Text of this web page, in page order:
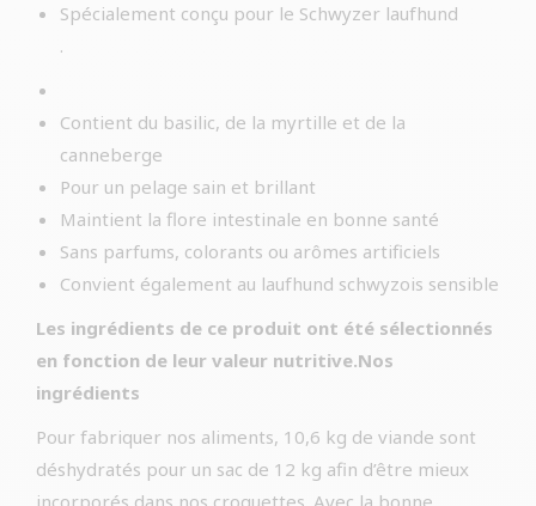
Spécialement conçu pour le Schwyzer laufhund
.
Contient du basilic, de la myrtille et de la
canneberge
Pour un pelage sain et brillant
Maintient la flore intestinale en bonne santé
Sans parfums, colorants ou arômes artificiels
Convient également au laufhund schwyzois sensible
Les ingrédients de ce produit ont été sélectionnés
en fonction de leur valeur nutritive.Nos
ingrédients
Pour fabriquer nos aliments, 10,6 kg de viande sont
déshydratés pour un sac de 12 kg afin d’être mieux
incorporés dans nos croquettes. Avec la bonne